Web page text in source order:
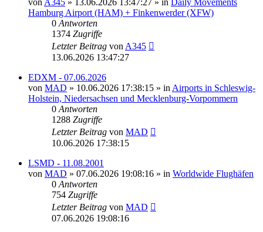
Hamburg Airport (HAM) + Finkenwerder (XFW)
0 Antworten
1374 Zugriffe
Letzter Beitrag von A345
13.06.2026 13:47:27
EDXM - 07.06.2026
von MAD » 10.06.2026 17:38:15 » in Airports in Schleswig-
Holstein, Niedersachsen und Mecklenburg-Vorpommern
0 Antworten
1288 Zugriffe
Letzter Beitrag von MAD
10.06.2026 17:38:15
LSMD - 11.08.2001
von MAD » 07.06.2026 19:08:16 » in Worldwide Flughäfen
0 Antworten
754 Zugriffe
Letzter Beitrag von MAD
07.06.2026 19:08:16